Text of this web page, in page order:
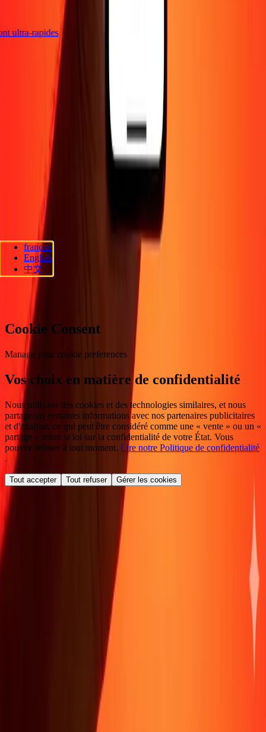
ultra-rapides
Blog
Envoyer de l'argent en
Entreprise Devenir agent
Devenir affilié
Politique de confidentialité
Avis sur les cookies
Promotion Prévention de la fraude
d'accessibilité
Suivez-nous
Ria Lithuania UAB. © 2026 Dandelion Payments, Inc. Tous droits
réservés.
Préférences en matière de cookies
français
English
中文
Cookie Consent
Manage your cookie preferences
Vos choix en matière de confidentialité
Nous utilisons des cookies et des technologies similaires, et nous
partageons certaines informations avec nos partenaires publicitaires
et d'analyse, ce qui peut être considéré comme une « vente » ou un «
partage » selon la loi sur la confidentialité de votre État. Vous
pouvez refuser à tout moment. Lire notre Politique de confidentialité
.
Tout accepter Tout refuser Gérer les cookies